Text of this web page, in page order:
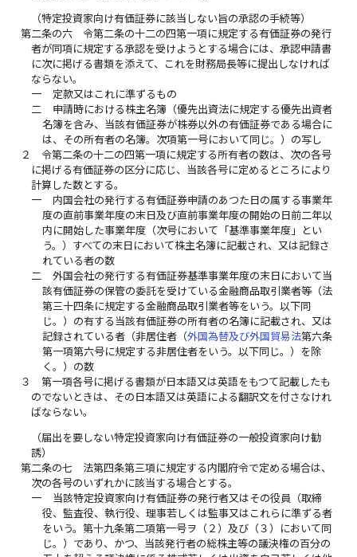
（特定投資家向け有価証券に該当しない旨の承認の手続等）
第二条の六
令第二条の十二の四第一項に規定する有価証券の発行
者が同項に規定する承認を受けようとする場合には、承認申請書
に次に掲げる書類を添えて、これを財務局長等に提出しなければ
ならない。
一
定款又はこれに準ずるもの
二
申請時における株主名簿（優先出資法に規定する優先出資者
名簿を含み、当該有価証券が株券以外の有価証券である場合に
は、その所有者の名簿。次項第一号において同じ。）の写し
２
令第二条の十二の四第一項に規定する所有者の数は、次の各号
に掲げる有価証券の区分に応じ、当該各号に定めるところにより
計算した数とする。
一
内国会社の発行する有価証券申請のあつた日の属する事業年
度の直前事業年度の末日及び直前事業年度の開始の日前二年以
内に開始した事業年度（次号において「基準事業年度」とい
う。）すべての末日において株主名簿に記載され、又は記録さ
れている者の数
二
外国会社の発行する有価証券基準事業年度の末日において当
該有価証券の保管の委託を受けている金融商品取引業者等（法
第三十四条に規定する金融商品取引業者等をいう。以下同
じ。）の有する当該有価証券の所有者の名簿に記載され、又は
記録されている者（非居住者（外国為替及び外国貿易法第六条
第一項第六号に規定する非居住者をいう。以下同じ。）を除
く。）の数
３
第一項各号に掲げる書類が日本語又は英語をもつて記載したも
のでないときは、その日本語又は英語による翻訳文を付さなけれ
ばならない。
（届出を要しない特定投資家向け有価証券の一般投資家向け勧
誘）
第二条の七
法第四条第三項に規定する内閣府令で定める場合は、
次の各号のいずれかに該当する場合とする。
一
当該特定投資家向け有価証券の発行者又はその役員（取締
役、監査役、執行役、理事若しくは監事又はこれらに準ずる者
をいう。第十九条第二項第一号ヲ（２）及び（３）において同
じ。）であり、かつ、当該発行者の総株主等の議決権の百分の